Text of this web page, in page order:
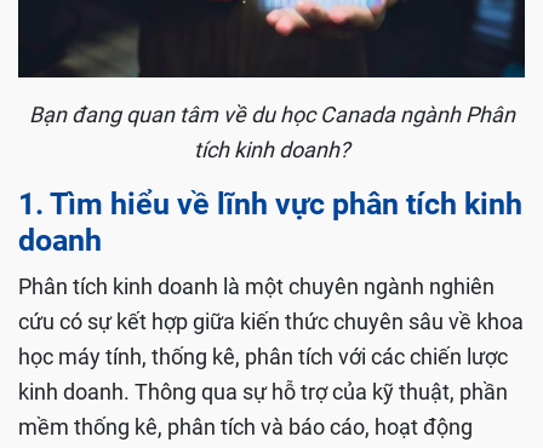
Bạn đang quan tâm về du học Canada ngành Phân
tích kinh doanh?
1. Tìm hiểu về lĩnh vực phân tích kinh
doanh
Phân tích kinh doanh là một chuyên ngành nghiên
cứu có sự kết hợp giữa kiến thức chuyên sâu về khoa
học máy tính, thống kê, phân tích với các chiến lược
kinh doanh. Thông qua sự hỗ trợ của kỹ thuật, phần
mềm thống kê, phân tích và báo cáo, hoạt động